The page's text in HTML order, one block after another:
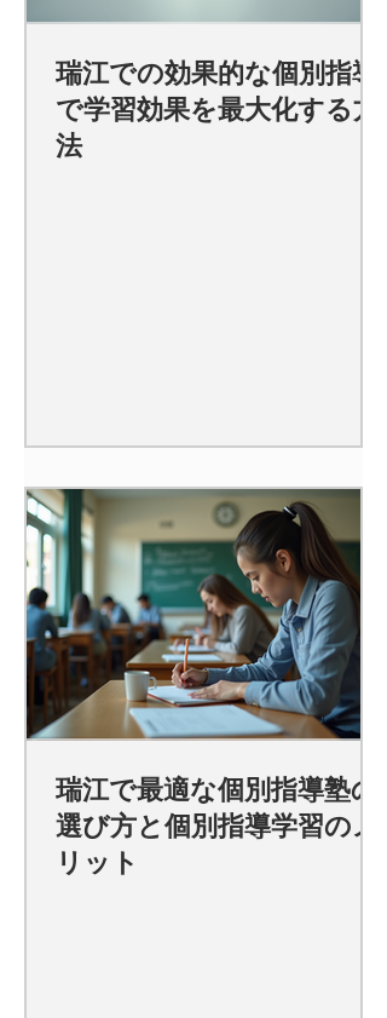
瑞江での効果的な個別指導
で学習効果を最大化する方
法
瑞江で最適な個別指導塾の
選び方と個別指導学習のメ
リット